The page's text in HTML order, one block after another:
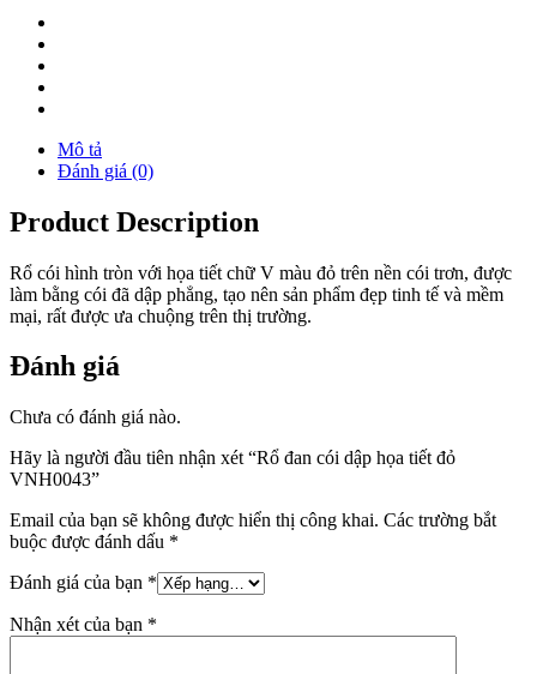
Mô tả
Đánh giá (0)
Product Description
Rổ cói hình tròn với họa tiết chữ V màu đỏ trên nền cói trơn, được
làm bằng cói đã dập phẳng, tạo nên sản phẩm đẹp tinh tế và mềm
mại, rất được ưa chuộng trên thị trường.
Đánh giá
Chưa có đánh giá nào.
Hãy là người đầu tiên nhận xét “Rổ đan cói dập họa tiết đỏ
VNH0043”
Email của bạn sẽ không được hiển thị công khai. Các trường bắt
buộc được đánh dấu *
Đánh giá của bạn *
Nhận xét của bạn *